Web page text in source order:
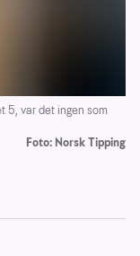
5, var det ingen som
Foto: Norsk Tipping